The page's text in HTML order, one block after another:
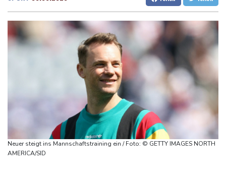
Wien
25 °C
Salzburg
21 °C
Baden-Baden
14 °C
Trump-Hubschrauber über Washington womöglich
Passagierflugzeug zu nahe gekommen
Niedrigwasser: Industrie- und Schifffahrtsverbände fordern
konkrete Schritte
Extremes Niedrigwasser: Verkehrsminister Bilger lädt zu
Spitzentreffen in Bonn
Bundesgerichtshof urteilt über Mann wegen Kriegsverbrechen in
syrischem Bürgerkrieg
Urteil in Prozess um tödlichen Autoanschlag auf Verdi-
Demonstration in München
Neuer steigt ins Mannschaftstraining ein / Foto: © GETTY IMAGES NORTH
AMERICA/SID